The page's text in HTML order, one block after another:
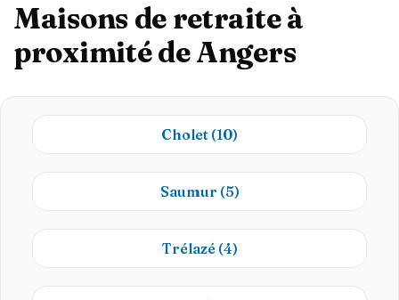
Maisons de retraite à
proximité de Angers
Cholet (10)
Saumur (5)
Trélazé (4)